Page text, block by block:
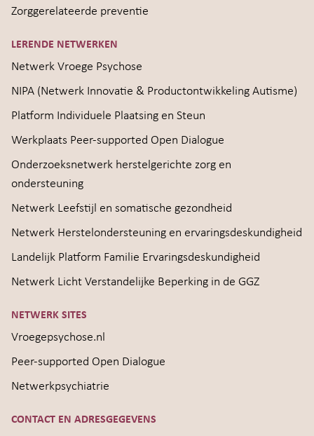
Zorggerelateerde preventie
LERENDE NETWERKEN
Netwerk Vroege Psychose
NIPA (Netwerk Innovatie & Productontwikkeling Autisme)
Platform Individuele Plaatsing en Steun
Werkplaats Peer-supported Open Dialogue
Onderzoeksnetwerk herstelgerichte zorg en
ondersteuning
Netwerk Leefstijl en somatische gezondheid
Netwerk Herstelondersteuning en ervaringsdeskundigheid
Landelijk Platform Familie Ervaringsdeskundigheid
Netwerk Licht Verstandelijke Beperking in de GGZ
NETWERK SITES
Vroegepsychose.nl
Peer-supported Open Dialogue
Netwerkpsychiatrie
CONTACT EN ADRESGEGEVENS